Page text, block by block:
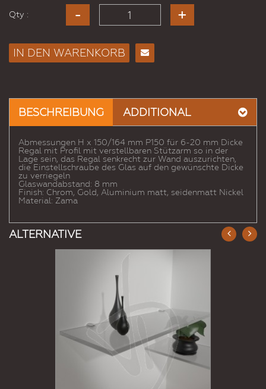
Qty :
IN DEN WARENKORB
Freund
BESCHREIBUNG ADDITIONAL
Abmessungen H x 150/164 mm P150 für 6-20 mm Dicke
Regal mit Profil mit verstellbaren Stützarm so in der
Lage sein, das Regal senkrecht zur Wand auszurichten,
die Einstellschraube des Glas auf den gewünschte Dicke
zu verriegeln
Glaswandabstand: 8 mm
Finish: Chrom, Gold, Aluminium matt, seidenmatt Nickel
Material: Zama
ALTERNATIVE